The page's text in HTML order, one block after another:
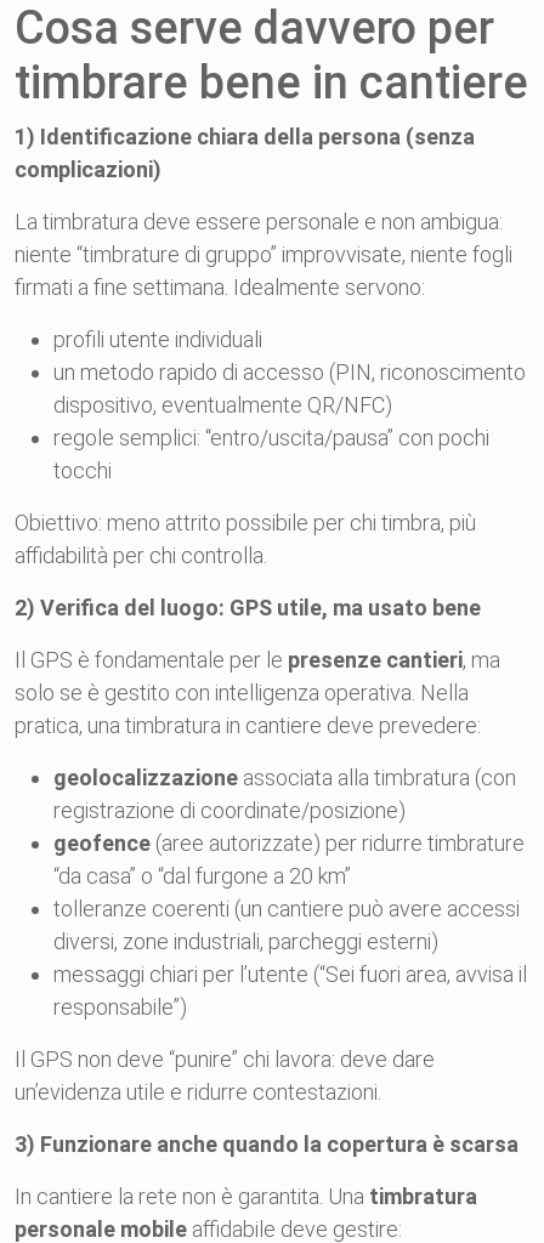
Cosa serve davvero per
timbrare bene in cantiere
1) Identificazione chiara della persona (senza
complicazioni)
La timbratura deve essere personale e non ambigua:
niente “timbrature di gruppo” improvvisate, niente fogli
firmati a fine settimana. Idealmente servono:
profili utente individuali
un metodo rapido di accesso (PIN, riconoscimento
dispositivo, eventualmente QR/NFC)
regole semplici: “entro/uscita/pausa” con pochi
tocchi
Obiettivo: meno attrito possibile per chi timbra, più
affidabilità per chi controlla.
2) Verifica del luogo: GPS utile, ma usato bene
Il GPS è fondamentale per le presenze cantieri, ma
solo se è gestito con intelligenza operativa. Nella
pratica, una timbratura in cantiere deve prevedere:
geolocalizzazione associata alla timbratura (con
registrazione di coordinate/posizione)
geofence (aree autorizzate) per ridurre timbrature
“da casa” o “dal furgone a 20 km”
tolleranze coerenti (un cantiere può avere accessi
diversi, zone industriali, parcheggi esterni)
messaggi chiari per l’utente (“Sei fuori area, avvisa il
responsabile”)
Il GPS non deve “punire” chi lavora: deve dare
un’evidenza utile e ridurre contestazioni.
3) Funzionare anche quando la copertura è scarsa
In cantiere la rete non è garantita. Una timbratura
personale mobile affidabile deve gestire: